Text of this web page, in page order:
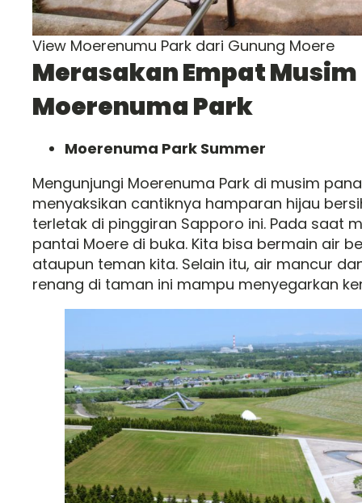
View Moerenumu Park dari Gunung Moere
Merasakan Empat
Moerenuma Park
Moerenuma Park Summer
Mengunjungi Moerenuma Park di musim
menyaksikan cantiknya hamparan hijau
terletak di pinggiran Sapporo ini. Pada saat
pantai Moere di buka. Kita bisa bermain air
ataupun teman kita. Selain itu, air mancur
renang di taman ini mampu menyegarkan